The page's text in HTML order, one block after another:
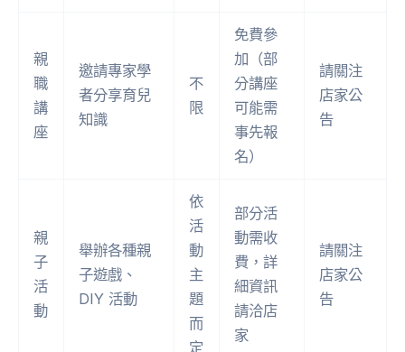
親
職
講
座
邀請專家學
者分享育兒
知識
不
限
免費參
加（部
分講座
可能需
事先報
名）
請關注
店家公
告
親
子
活
動
舉辦各種親
子遊戲、
DIY 活動
依
活
動
主
題
而
定
部分活
動需收
費，詳
細資訊
請洽店
家
請關注
店家公
告